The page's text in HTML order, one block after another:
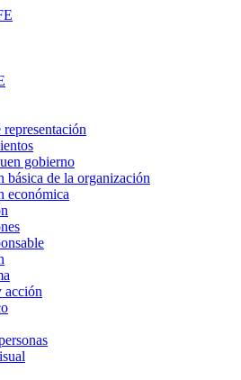
gobierno
básica de la organización
económica
acción